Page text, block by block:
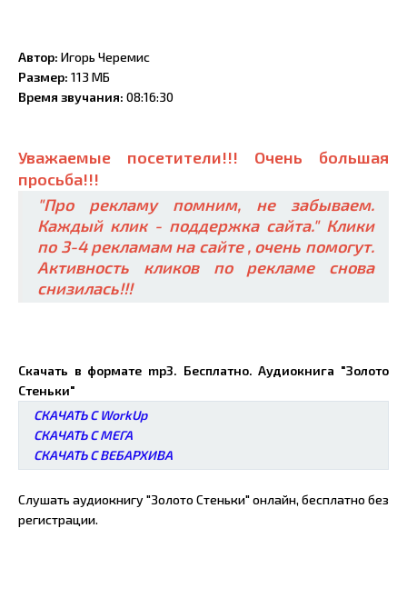
Автор: Игорь Черемис
Размер: 113 МБ
Время звучания: 08:16:30
Уважаемые посетители!!! Очень большая
просьба!!!
"Про рекламу помним, не забываем.
Каждый клик - поддержка сайта." Клики
по 3-4 рекламам на сайте , очень помогут.
Активность кликов по рекламе снова
снизилась!!!
Скачать в формате mp3. Бесплатно. Аудиокнига "Золото
Стеньки"
СКАЧАТЬ С WorkUp
СКАЧАТЬ С МЕГА
СКАЧАТЬ С ВЕБАРХИВА
Слушать аудиокнигу "Золото Стеньки" онлайн, бесплатно без
регистрации.